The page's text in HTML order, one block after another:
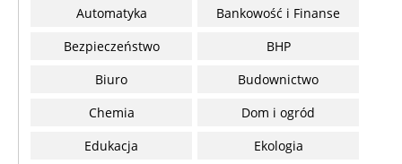
Automatyka
Bankowość i Finanse
Bezpieczeństwo
BHP
Biuro
Budownictwo
Chemia
Dom i ogród
Edukacja
Ekologia